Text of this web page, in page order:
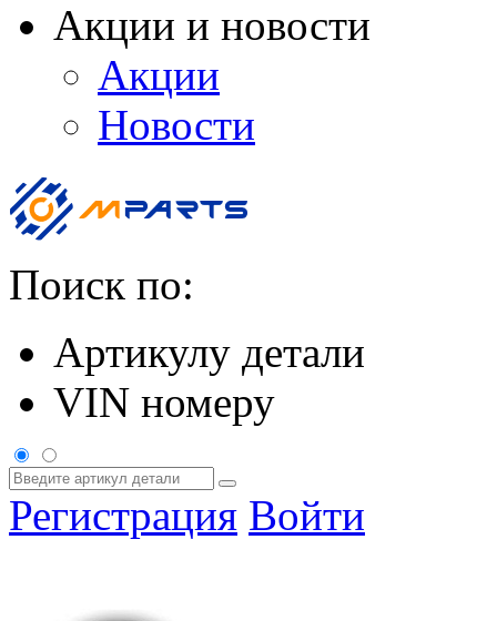
Акции и новости
Акции
Новости
Поиск по:
Артикулу детали
VIN номеру
Регистрация Войти